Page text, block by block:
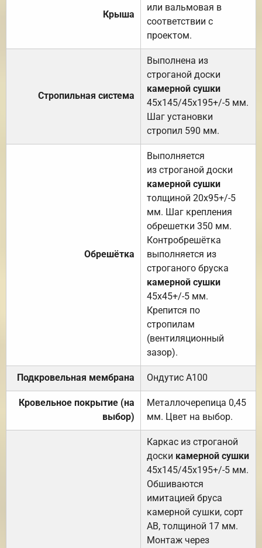
Крыша
или вальмовая в
соответствии с
проектом.
Стропильная система
Выполнена из
строганой доски
камерной сушки
45х145/45х195+/-5 мм.
Шаг установки
стропил 590 мм.
Обрешётка
Выполняется
из строганой доски
камерной сушки
толщиной 20х95+/-5
мм. Шаг крепления
обрешетки 350 мм.
Контробрешётка
выполняется из
строганого бруска
камерной сушки
45х45+/-5 мм.
Крепится по
стропилам
(вентиляционный
зазор).
Подкровельная мембрана Ондутис А100
Кровельное покрытие (на
выбор)
Металлочерепица 0,45
мм. Цвет на выбор.
Каркас из строганой
доски камерной сушки
45х145/45х195+/-5 мм.
Обшиваются
имитацией бруса
камерной сушки, сорт
АВ, толщиной 17 мм.
Монтаж через